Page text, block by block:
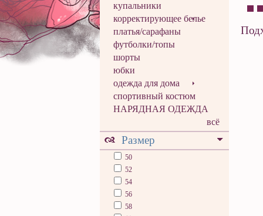
купальники
корректирующее белье
платья/сарафаны
футболки/топы
шорты
юбки
одежда для дома
спортивный костюм
НАРЯДНАЯ ОДЕЖДА
всё
Размер
50
52
54
56
58